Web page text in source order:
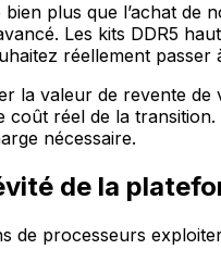
plus que l’achat de
Les kits DDR5
réellement
la valeur de revente
coût réel de la
nécessaire.
de la
de processeurs